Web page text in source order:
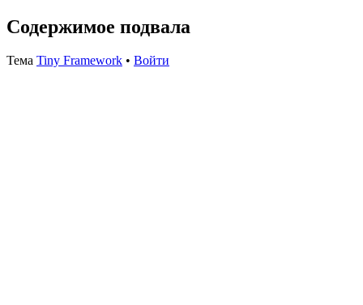
Содержимое подвала
Тема Tiny Framework • Войти